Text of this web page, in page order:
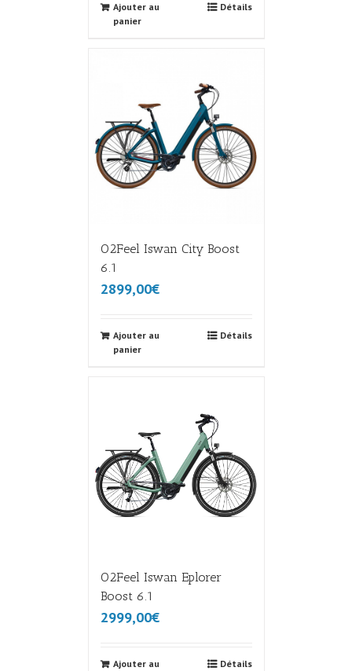
Ajouter au
panier
Détails
O2Feel Iswan City Boost
6.1
2899,00€
Ajouter au
panier
Détails
O2Feel Iswan Eplorer
Boost 6.1
2999,00€
Ajouter au
Détails